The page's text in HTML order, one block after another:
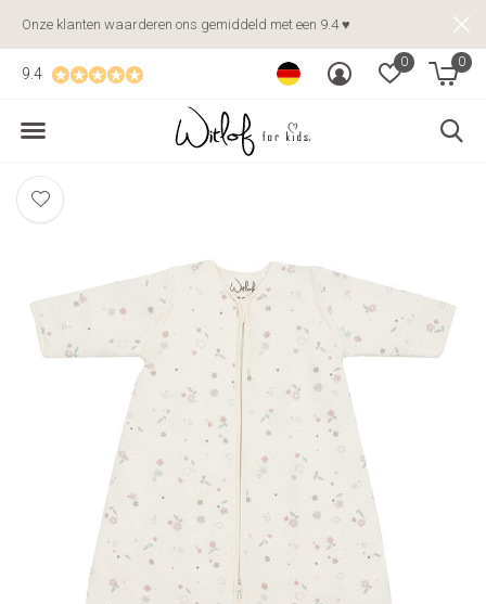
0 0
9.4
Onze klanten waarderen ons gemiddeld met een 9.4 ♥